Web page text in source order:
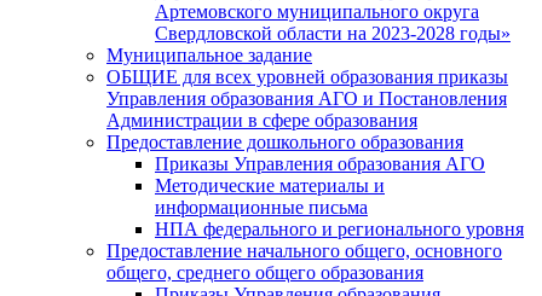
Артемовского муниципального округа
Свердловской области на 2023-2028 годы»
Муниципальное задание
ОБЩИЕ для всех уровней образования приказы
Управления образования АГО и Постановления
Администрации в сфере образования
Предоставление дошкольного образования
Приказы Управления образования АГО
Методические материалы и
информационные письма
НПА федерального и регионального уровня
Предоставление начального общего, основного
общего, среднего общего образования